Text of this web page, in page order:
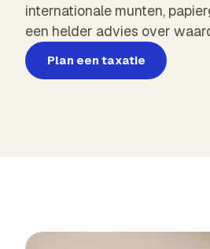
internationale munten,
een helder advies over
Plan een taxatie